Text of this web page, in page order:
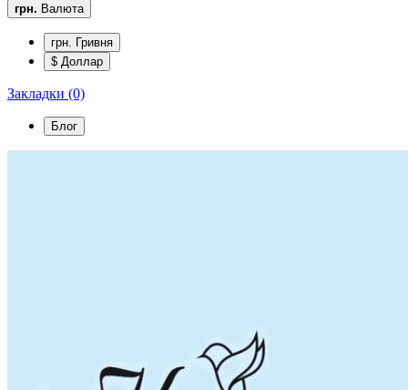
грн. Валюта
грн. Гривня
$ Доллар
Закладки (0)
Блог